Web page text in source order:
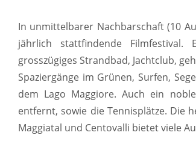
In unmittelbarer Nachbarschaft (10
jährlich stattfindende Filmfestival.
grosszügiges Strandbad, Jachtclub,
Spaziergänge im Grünen, Surfen,
dem Lago Maggiore. Auch ein
entfernt, sowie die Tennisplätze. Die
Maggiatal und Centovalli bietet viele